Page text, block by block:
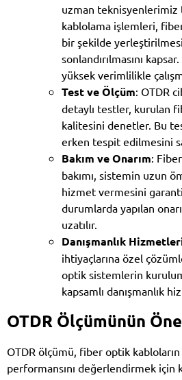
uzman teknisyenlerimiz
kablolama işlemleri,
bir şekilde
sonlandırılmasını
yüksek verimlilikle
Test ve Ölçüm: OTDR
detaylı testler, kurulan
kalitesini denetler. Bu
erken tespit edilmesini
Bakım ve Onarım:
bakımı, sistemin uzun
hizmet vermesini
durumlarda yapılan
uzatılır.
Danışmanlık
ihtiyaçlarına özel
optik sistemlerin
kapsamlı danışmanlık
OTDR Ölçümünün
OTDR ölçümü, fiber optik
performansını değerlendirmek için